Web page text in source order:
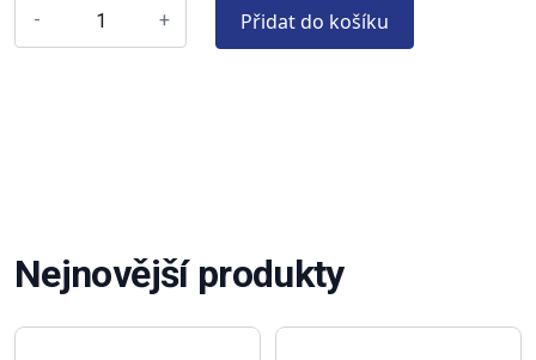
- + Přidat do košíku
Nejnovější produkty